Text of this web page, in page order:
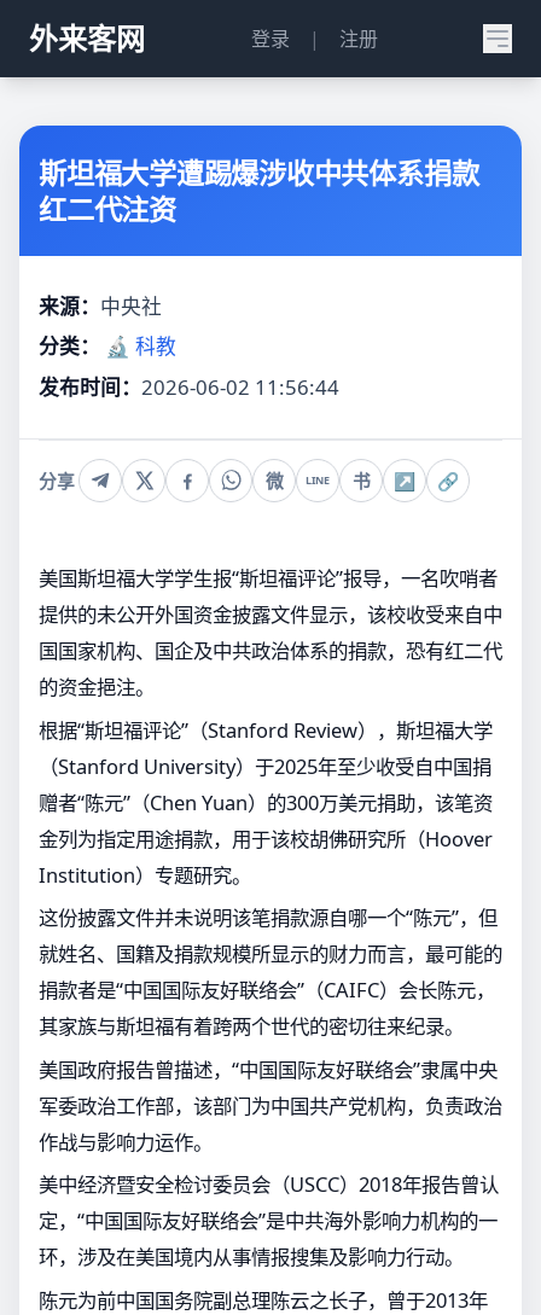
外来客网 登录 | 注册
斯坦福大学遭踢爆涉收中共体系捐款
红二代注资
来源： 中央社
分类：
🔬 科教
发布时间： 2026-06-02 11:56:44
分享 微 LINE 书 ↗ 🔗
美国斯坦福大学学生报“斯坦福评论”报导，一名吹哨者
提供的未公开外国资金披露文件显示，该校收受来自中
国国家机构、国企及中共政治体系的捐款，恐有红二代
的资金挹注。
根据“斯坦福评论”（Stanford Review），斯坦福大学
（Stanford University）于2025年至少收受自中国捐
赠者“陈元”（Chen Yuan）的300万美元捐助，该笔资
金列为指定用途捐款，用于该校胡佛研究所（Hoover
Institution）专题研究。
这份披露文件并未说明该笔捐款源自哪一个“陈元”，但
就姓名、国籍及捐款规模所显示的财力而言，最可能的
捐款者是“中国国际友好联络会”（CAIFC）会长陈元，
其家族与斯坦福有着跨两个世代的密切往来纪录。
美国政府报告曾描述，“中国国际友好联络会”隶属中央
军委政治工作部，该部门为中国共产党机构，负责政治
作战与影响力运作。
美中经济暨安全检讨委员会（USCC）2018年报告曾认
定，“中国国际友好联络会”是中共海外影响力机构的一
环，涉及在美国境内从事情报搜集及影响力行动。
陈元为前中国国务院副总理陈云之长子，曾于2013年